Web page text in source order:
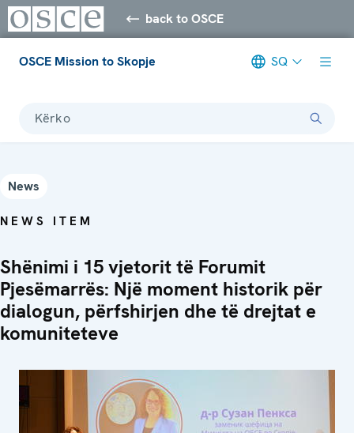
back to OSCE
OSCE Mission to Skopje SQ
Kërko
News
NEWS ITEM
Shënimi i 15 vjetorit të Forumit
Pjesëmarrës: Një moment historik për
dialogun, përfshirjen dhe të drejtat e
komuniteteve